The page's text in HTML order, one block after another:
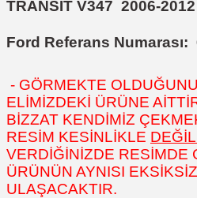
TRANSİT V347 2006-2012
Ford Referans Numarası:
- GÖRMEKTE
ELİMİZDEKİ ÜRÜNE
BİZZAT KENDİMİZ
RESİM KESİNLİKLE
VERDİĞİNİZDE RESİMDE
ÜRÜNÜN AYNISI
ULAŞACAKTIR.